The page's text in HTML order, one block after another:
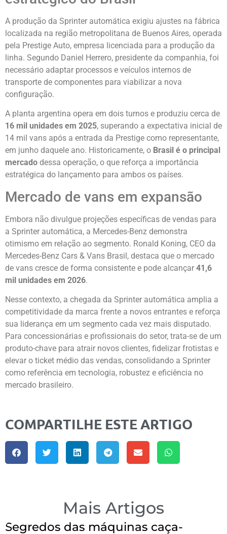
A produção da Sprinter automática exigiu ajustes na fábrica
localizada na região metropolitana de Buenos Aires, operada
pela Prestige Auto, empresa licenciada para a produção da
linha. Segundo Daniel Herrero, presidente da companhia, foi
necessário adaptar processos e veículos internos de
transporte de componentes para viabilizar a nova
configuração.
A planta argentina opera em dois turnos e produziu cerca de
16 mil unidades em 2025, superando a expectativa inicial de
14 mil vans após a entrada da Prestige como representante,
em junho daquele ano. Historicamente, o Brasil é o principal
mercado dessa operação, o que reforça a importância
estratégica do lançamento para ambos os países.
Mercado de vans em expansão
Embora não divulgue projeções específicas de vendas para
a Sprinter automática, a Mercedes-Benz demonstra
otimismo em relação ao segmento. Ronald Koning, CEO da
Mercedes-Benz Cars & Vans Brasil, destaca que o mercado
de vans cresce de forma consistente e pode alcançar 41,6
mil unidades em 2026.
Nesse contexto, a chegada da Sprinter automática amplia a
competitividade da marca frente a novos entrantes e reforça
sua liderança em um segmento cada vez mais disputado.
Para concessionárias e profissionais do setor, trata-se de um
produto-chave para atrair novos clientes, fidelizar frotistas e
elevar o ticket médio das vendas, consolidando a Sprinter
como referência em tecnologia, robustez e eficiência no
mercado brasileiro.
COMPARTILHE ESTE ARTIGO
Mais Artigos
Segredos das máquinas caça-